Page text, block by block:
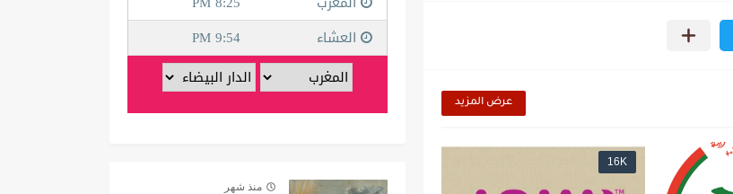
عرض المزيد
16K
منذ شهر